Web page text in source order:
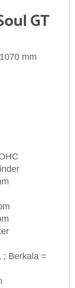
GT
mm
; Berkala =